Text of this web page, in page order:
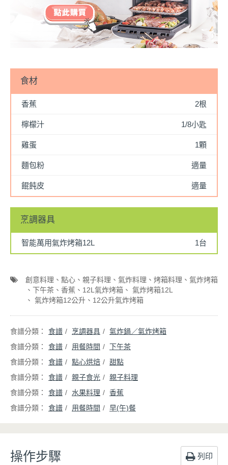
食材
香蕉 2根
檸檬汁 1/8小匙
雞蛋 1顆
麵包粉 適量
餛飩皮 適量
烹調器具
智能萬用氣炸烤箱12L 1台
創意料理 點心 親子料理 氣炸料理 烤箱料理
氣炸烤箱
下午茶
香蕉 12L氣炸烤箱
氣炸烤箱12L
氣炸烤箱12公升
12公升氣炸烤箱
食譜 烹調器具
氣炸鍋／氣炸烤箱
食譜
用餐時間
下午茶
食譜
點心烘焙
甜點
食譜
親子食光
親子料理
食譜
水果料理
香蕉
食譜
用餐時間 早(午)餐
操作步驟 列印